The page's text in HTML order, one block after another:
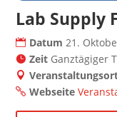
Lab Supply
Datum 21.
Zeit Ganztägiger
Webseite